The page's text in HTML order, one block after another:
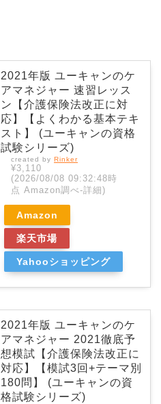
2021年版 ユーキャンのケ
アマネジャー 速習レッス
ン【介護保険法改正に対
応】【よくわかる基本テキ
スト】 (ユーキャンの資格
試験シリーズ)
created by Rinker
¥3,110
(2026/08/08 09:32:48時
点 Amazon調べ-詳細)
Amazon
楽天市場
Yahooショッピング
2021年版 ユーキャンのケ
アマネジャー 2021徹底予
想模試【介護保険法改正に
対応】【模試3回+テーマ別
180問】 (ユーキャンの資
格試験シリーズ)